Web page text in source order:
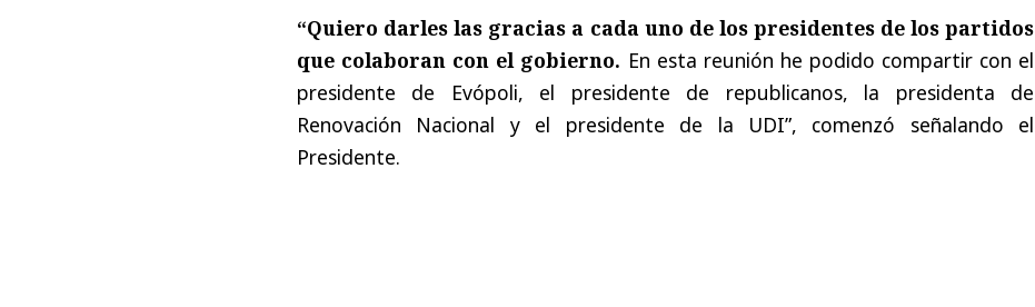
“Quiero darles las gracias a cada uno de los presidentes de los partidos
que colaboran con el gobierno. En esta reunión he podido compartir con el
presidente de Evópoli, el presidente de republicanos, la presidenta de
Renovación Nacional y el presidente de la UDI”, comenzó señalando el
Presidente.